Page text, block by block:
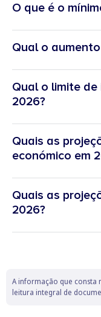
O que é o
Qual o
2,8%para
mínimo de 9,29
2,27%para
3.222,78 euros
2,02%para
Qual o limite de
2026?
Quais as
económico em
Quais as
2026?
A informação que consta
leitura integral de